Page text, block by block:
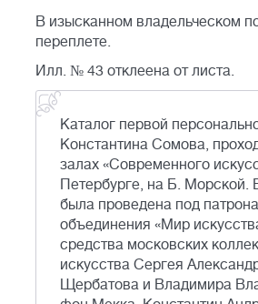
В изысканном владельческом
переплете.
Илл. № 43 отклеена от листа.
Каталог первой
Константина Сомова,
залах «Современного
Петербурге, на Б. Морской.
была проведена под
объединения «Мир
средства московских
искусства Сергея
Щербатова и Владимира